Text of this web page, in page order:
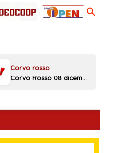
Cerca
Corvo Rosso 08 dicembre 2025